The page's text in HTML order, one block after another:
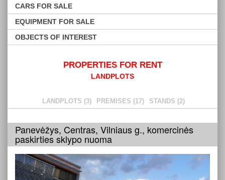
CARS FOR SALE
EQUIPMENT FOR SALE
OBJECTS OF INTEREST
PROPERTIES FOR RENT
LANDPLOTS
LANDPLOTS (3) PREMISES (17) STANDS (2)
Panevėžys, Centras, Vilniaus g., komercinės
paskirties sklypo nuoma